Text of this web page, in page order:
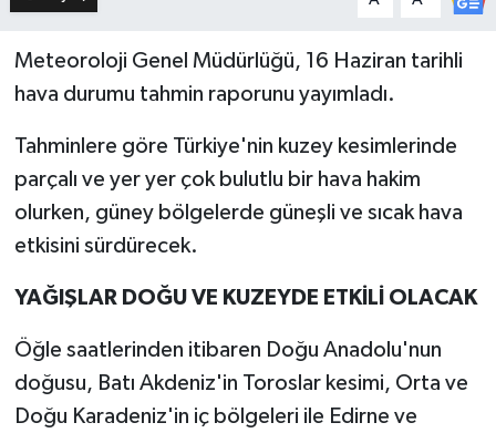
Meteoroloji Genel Müdürlüğü, 16 Haziran tarihli
hava durumu tahmin raporunu yayımladı.
Tahminlere göre Türkiye'nin kuzey kesimlerinde
parçalı ve yer yer çok bulutlu bir hava hakim
olurken, güney bölgelerde güneşli ve sıcak hava
etkisini sürdürecek.
YAĞIŞLAR DOĞU VE KUZEYDE ETKİLİ OLACAK
Öğle saatlerinden itibaren Doğu Anadolu'nun
doğusu, Batı Akdeniz'in Toroslar kesimi, Orta ve
Doğu Karadeniz'in iç bölgeleri ile Edirne ve